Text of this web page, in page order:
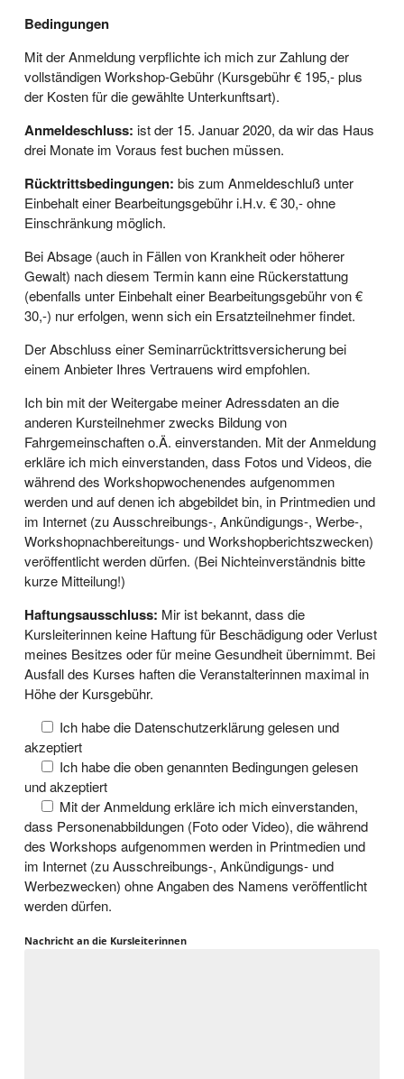
Bedingungen
Mit der Anmeldung verpflichte ich mich zur Zahlung der
vollständigen Workshop-Gebühr (Kursgebühr € 195,- plus
der Kosten für die gewählte Unterkunftsart).
Anmeldeschluss: ist der 15. Januar 2020, da wir das Haus
drei Monate im Voraus fest buchen müssen.
Rücktrittsbedingungen: bis zum Anmeldeschluß unter
Einbehalt einer Bearbeitungsgebühr i.H.v. € 30,- ohne
Einschränkung möglich.
Bei Absage (auch in Fällen von Krankheit oder höherer
Gewalt) nach diesem Termin kann eine Rückerstattung
(ebenfalls unter Einbehalt einer Bearbeitungsgebühr von €
30,-) nur erfolgen, wenn sich ein Ersatzteilnehmer findet.
Der Abschluss einer Seminarrücktrittsversicherung bei
einem Anbieter Ihres Vertrauens wird empfohlen.
Ich bin mit der Weitergabe meiner Adressdaten an die
anderen Kursteilnehmer zwecks Bildung von
Fahrgemeinschaften o.Ä. einverstanden. Mit der Anmeldung
erkläre ich mich einverstanden, dass Fotos und Videos, die
während des Workshopwochenendes aufgenommen
werden und auf denen ich abgebildet bin, in Printmedien und
im Internet (zu Ausschreibungs-, Ankündigungs-, Werbe-,
Workshopnachbereitungs- und Workshopberichtszwecken)
veröffentlicht werden dürfen. (Bei Nichteinverständnis bitte
kurze Mitteilung!)
Haftungsausschluss: Mir ist bekannt, dass die
Kursleiterinnen keine Haftung für Beschädigung oder Verlust
meines Besitzes oder für meine Gesundheit übernimmt. Bei
Ausfall des Kurses haften die Veranstalterinnen maximal in
Höhe der Kursgebühr.
Ich habe die Datenschutzerklärung gelesen und
akzeptiert
Ich habe die oben genannten Bedingungen gelesen
und akzeptiert
Mit der Anmeldung erkläre ich mich einverstanden,
dass Personenabbildungen (Foto oder Video), die während
des Workshops aufgenommen werden in Printmedien und
im Internet (zu Ausschreibungs-, Ankündigungs- und
Werbezwecken) ohne Angaben des Namens veröffentlicht
werden dürfen.
Nachricht an die Kursleiterinnen